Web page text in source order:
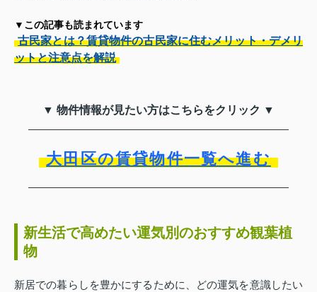
▼この記事も読まれています
古民家とは？賃貸物件の古民家に住むメリット・デメリ
ットと注意点を解説
▼ 物件情報が見たい方はこちらをクリック ▼
大田区の賃貸物件一覧へ進む
新生活で高めたい運気別のおすすめ観葉植
物
新居での暮らしを豊かにするために、どの運気を意識したい